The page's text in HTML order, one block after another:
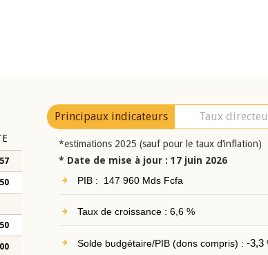
Principaux indicateurs Taux
*estimations 2025 (sauf pour le taux d’inflation)
* Date de mise à jour : 17 juin 2026
PIB : 147 960 Mds Fcfa
Taux de croissance : 6,6 %
Solde budgétaire/PIB (dons compris) : -3,3